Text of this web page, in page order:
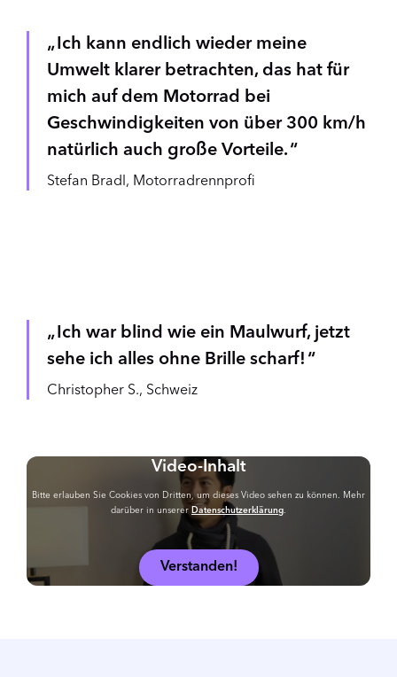
Ich kann endlich wieder meine
Umwelt klarer betrachten, das hat für
mich auf dem Motorrad bei
Geschwindigkeiten von über 300 km/h
natürlich auch große Vorteile.
Stefan Bradl, Motorradrennprofi
Ich war blind wie ein Maulwurf, jetzt
sehe ich alles ohne Brille scharf!
Christopher S., Schweiz
Video-Inhalt
Bitte erlauben Sie Cookies von Dritten, um dieses Video sehen zu können. Mehr
darüber in unserer Datenschutzerklärung
Verstanden!